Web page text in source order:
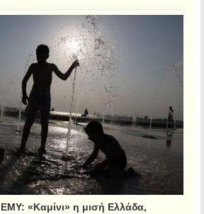
«Καμίνι» η μισή Ελλάδα,